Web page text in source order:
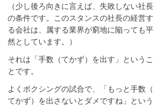
（少し後ろ向きに言えば、失敗しない社長
の条件です。このスタンスの社長の経営す
る会社は、属する業界が窮地に陥っても平
然としています。）
それは「手数（てかず）を出す」というこ
とです。
よくボクシングの試合で、「もっと手数（
てかず）を出さないとダメですね」という